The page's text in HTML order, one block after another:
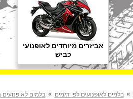
אביזרים מיוחדים לאופנועי
כביש
» בלמים לאופנועים לפי דגמים » בלמים לאופנועים Yamaha